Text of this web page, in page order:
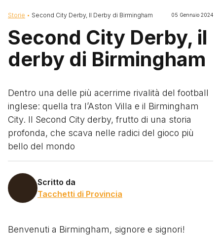
Briciole di pane
Storie Second City Derby, Il Derby di Birmingham 05 Gennaio 2024
Second City Derby, il
derby di Birmingham
Dentro una delle più acerrime rivalità del football
inglese: quella tra l’Aston Villa e il Birmingham
City. Il Second City derby, frutto di una storia
profonda, che scava nelle radici del gioco più
bello del mondo
Scritto da
Tacchetti di Provincia
Benvenuti a Birmingham, signore e signori!